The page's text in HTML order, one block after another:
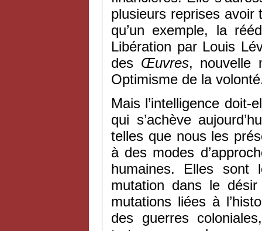
plusieurs reprises avoir
qu’un exemple, la
Libération par Louis
des Œuvres, nouvelle
Optimisme de la
Mais l’intelligence
qui s’achève
telles que nous les
à des modes
humaines. Elles sont
mutation dans le
mutations liées à
des guerres